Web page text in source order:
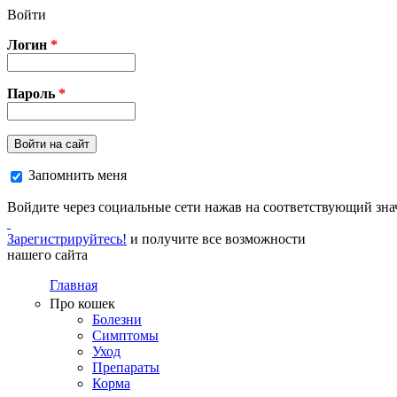
Перейти к основному содержанию
Войти
Логин *
Пароль *
Войти на сайт
Запомнить меня
Войдите через социальные сети нажав на соответствующий
Зарегистрируйтесь! и получите все возможности
нашего сайта
Главная
Про кошек
Болезни
Симптомы
Уход
Препараты
Корма